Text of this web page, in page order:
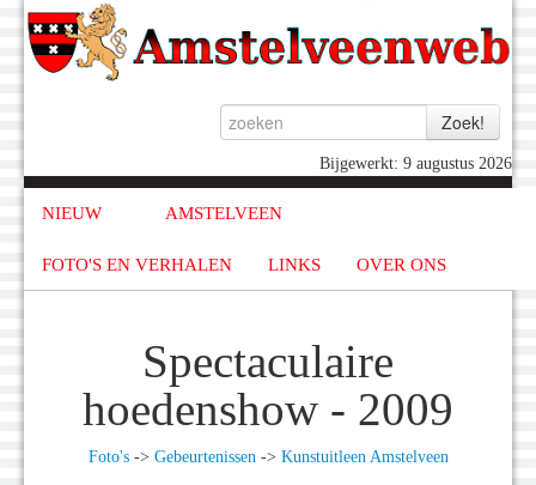
Bijgewerkt: 9 augustus 2026
NIEUW AMSTELVEEN
FOTO'S EN VERHALEN LINKS OVER ONS
Spectaculaire
hoedenshow - 2009
Foto's-> Gebeurtenissen-> Kunstuitleen Amstelveen